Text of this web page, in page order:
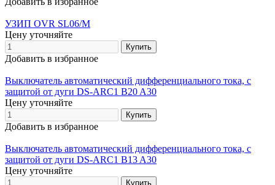
УЗИП OVR SL06/M
Цену уточняйте
Добавить в избранное
Выключатель автоматический дифференциального тока, с
защитой от дуги DS-ARC1 B20 A30
Цену уточняйте
Добавить в избранное
Выключатель автоматический дифференциального тока, с
защитой от дуги DS-ARC1 B13 A30
Цену уточняйте